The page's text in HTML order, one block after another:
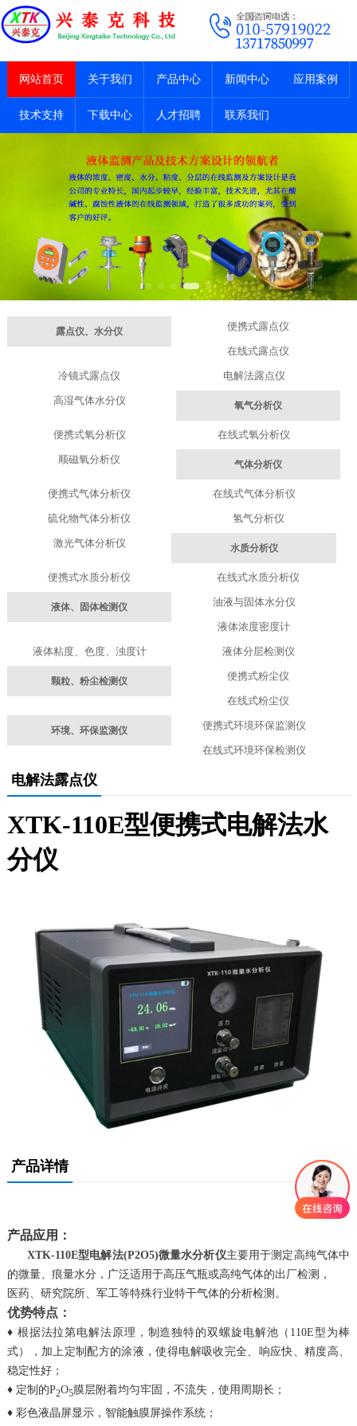
网站首页 关于我们 产品中心 新闻中心 应用案例
技术支持 下载中心 人才招聘 联系我们
露点仪、水分仪 便携式露点仪
在线式露点仪
冷镜式露点仪 电解法露点仪
高湿气体水分仪 氧气分析仪
便携式氧分析仪 在线式氧分析仪
顺磁氧分析仪 气体分析仪
便携式气体分析仪 在线式气体分析仪
硫化物气体分析仪 氢气分析仪
激光气体分析仪 水质分析仪
便携式水质分析仪 在线式水质分析仪
液体、固体检测仪 油液与固体水分仪
液体浓度密度计
液体粘度、色度、浊度计 液体分层检测仪
颗粒、粉尘检测仪 便携式粉尘仪
在线式粉尘仪
环境、环保监测仪 便携式环境环保监测仪
在线式环境环保检测仪
电解法露点仪
XTK-110E型便携式电解法水
分仪
产品详情
产品应用：
XTK-110E型电解法(P2O5)微量水分析仪主要用于测定高纯气体中
的微量、痕量水分，广泛适用于高压气瓶或高纯气体的出厂检测，
医药、研究院所、军工等特殊行业特干气体的分析检测。
优势特点：
♦ 根据法拉第电解法原理，制造独特的双螺旋电解池（110E型为棒
式），加上定制配方的涂液，使得电解吸收完全、响应快、精度高、
稳定性好；
♦ 定制的P2O5膜层附着均匀牢固，不流失，使用周期长；
♦ 彩色液晶屏显示，智能触膜屏操作系统；